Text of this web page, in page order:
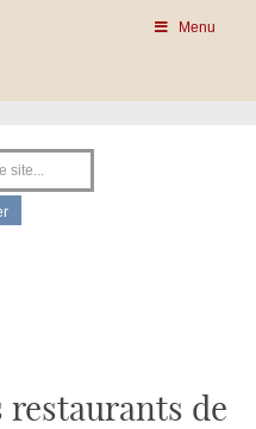
Menu
restaurants de